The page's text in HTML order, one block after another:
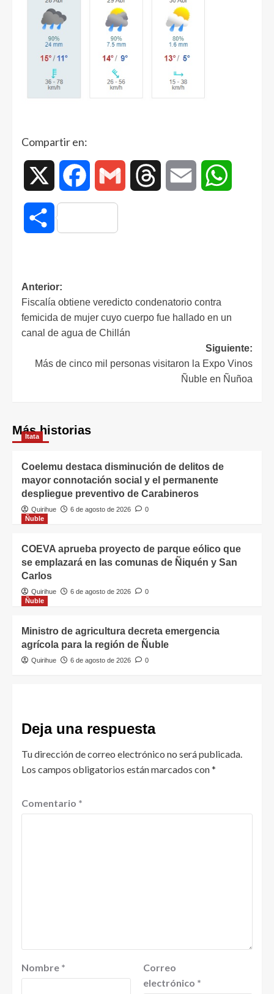
Compartir en:
Facebook Gmail Threads Email
Compartir
Anterior:
Fiscalía obtiene veredicto condenatorio contra
femicida de mujer cuyo cuerpo fue hallado en un
canal de agua de Chillán
Siguiente:
Más de cinco mil personas visitaron la Expo Vinos
Ñuble en Ñuñoa
Más historias
Itata
Coelemu destaca disminución de delitos de
mayor connotación social y el permanente
despliegue preventivo de Carabineros
Quirihue 6 de agosto de 2026
0
Ñuble
COEVA aprueba proyecto de parque eólico que
se emplazará en las comunas de Ñiquén y San
Carlos
Quirihue 6 de agosto de 2026
0
Ñuble
Ministro de agricultura decreta emergencia
agrícola para la región de Ñuble
Quirihue 6 de agosto de 2026 0
Deja una respuesta
Tu dirección de correo electrónico no será publicada.
Los campos obligatorios están marcados con*
Comentario *
Nombre *
Correo
electrónico *